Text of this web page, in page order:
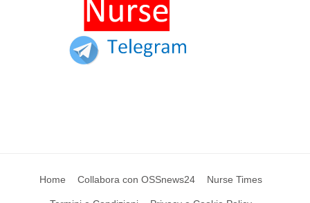
Home Collabora con OSSnews24 Nurse Times